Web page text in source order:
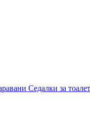
Седалки за